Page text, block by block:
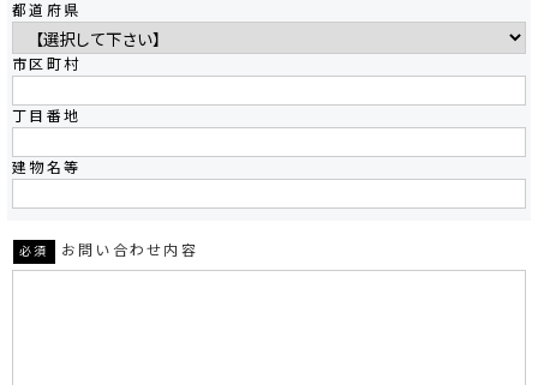
都道府県
市区町村
丁目番地
建物名等
必須 お問い合わせ内容